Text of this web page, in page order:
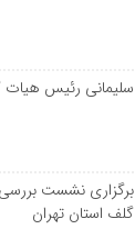
سلیمانی رئیس هیات
برگزاری نشست
گلف استان تهران